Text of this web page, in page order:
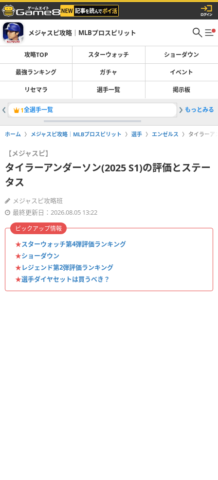
メジャスピ攻略｜MLBプロスピリット
攻略TOP スターウォッチ ショーダウン
最強ランキング ガチャ イベント
リセマラ 選手一覧 掲示板
1全選手一覧 2レジェ
もっとみる
ホーム メジャスピ攻略｜MLBプロスピリット 選手 エンゼルス タイラーア
【メジャスピ】
タイラーアンダーソン(2025 S1)の評価とステー
タス
メジャスピ攻略班
最終更新日：2026.08.05 13:22
★スターウォッチ第4弾評価ランキング
★ショーダウン
★レジェンド第2弾評価ランキング
★選手ダイヤセットは買うべき？
ピックアップ情報